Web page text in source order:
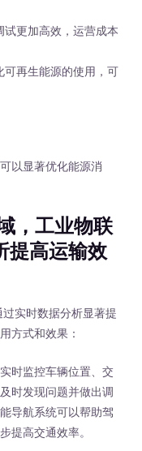
试更加高效，运营成本
可再生能源的使用，可
以显著优化能源消
工业物联
提高运输效
实时数据分析显著提
方式和效果：
时监控车辆位置、交
时发现问题并做出调
导航系统可以帮助驾
提高交通效率。